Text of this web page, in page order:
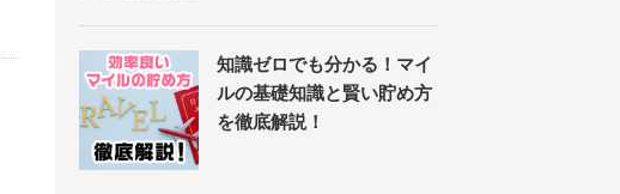
知識ゼロでも分かる！マイ
ルの基礎知識と賢い貯め方
を徹底解説！